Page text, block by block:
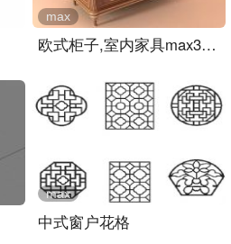
欧式柜子,室内家具max3d模..
max
中式窗户花格
max